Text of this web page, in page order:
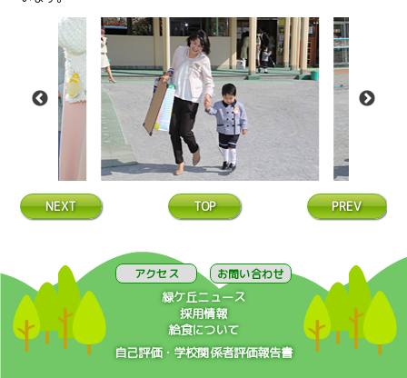
NEXT TOP PREV
アクセス お問い合わせ
緑ケ丘ニュース
採用情報
給食について
自己評価・学校関係者評価報告書